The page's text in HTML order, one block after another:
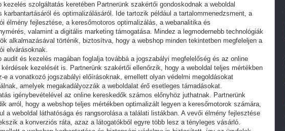
kezelés szolgáltatás keretében Partnerünk szakértői gondoskodnak a weboldal
karbantartásáról és optimalizálásáról. Ide tartozik például a tartalommenedzsment, a
élmény fejlesztése, a keresőmotoros optimalizálás, a webanalitika és
valamint a digitális marketing támogatása. Mindez a legmodernebb technológiák
alkalmazásával történik, biztosítva, hogy a webshop minden tekintetben megfeleljen a
elvárásoknak.
audit és kezelés magában foglalja továbbá a jogszabályi megfelelőség és az online
kérdések kezelését is. Partnerünk szakértői ellenőrzik, hogy a weboldal teljes mértékben
e a vonatkozó jogszabályi előírásoknak, emellett olyan védelmi megoldásokat
amelyek megakadályozzák a weboldalat érő esetleges támadásokat.
igénybevételével az online kereskedők számos előnyhöz juthatnak. Partnerünk
arról, hogy a webshop teljes mértékben optimalizált legyen a keresőmotorok számára,
a weboldal láthatósága és rangsorolása a találati listákban. A vevői élmény fejlesztése
a konverziós ráta, azaz a látogatókból egyre több lesz a tényleges vásárló.